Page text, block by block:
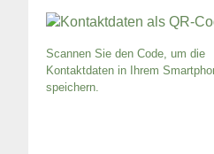
Scannen Sie den Code, um die
Kontaktdaten in Ihrem
speichern.